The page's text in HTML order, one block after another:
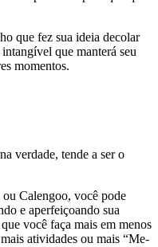
que fez sua ideia decolar
que manterá seu
momentos.
verdade, tende a ser o
Calengoo, você pode
e aperfeiçoando sua
você faça mais em menos
atividades ou mais “Me-